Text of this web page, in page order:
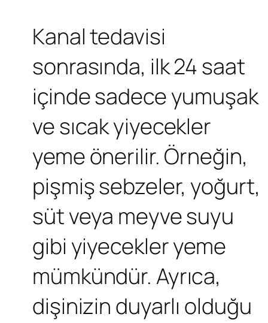
Kanal tedavisi
sonrasında, ilk 24 saat
içinde sadece yumuşak
ve sıcak yiyecekler
yeme önerilir. Örneğin,
pişmiş sebzeler, yoğurt,
süt veya meyve suyu
gibi yiyecekler yeme
mümkündür. Ayrıca,
dişinizin duyarlı olduğu